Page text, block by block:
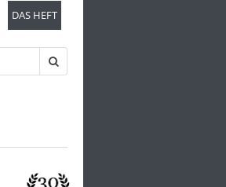
DAS HEFT